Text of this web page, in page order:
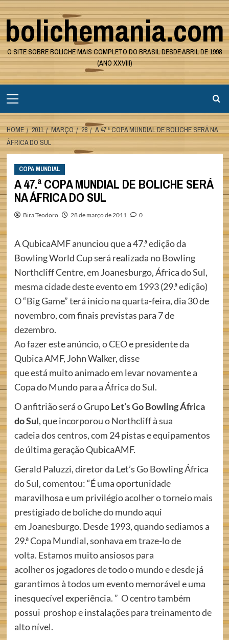
Skip
to
content
bolichemania.com
O SITE SOBRE BOLICHE MAIS COMPLETO DO BRASIL DESDE ABRIL DE 1998
(ANO XXVIII)
Menu
HOME 2011 MARÇO 28
A 47.ª COPA MUNDIAL DE BOLICHE SERÁ NA
ÁFRICA DO SUL
COPA MUNDIAL
A 47.ª COPA MUNDIAL DE BOLICHE SERÁ
NA ÁFRICA DO SUL
Bira Teodoro 28 de março de 2011 0
A QubicaAMF anunciou que a 47.ª edição da
Bowling World Cup será realizada no Bowling
Northcliff Centre, em Joanesburgo, África do Sul,
mesma cidade deste evento em 1993 (29.ª edição)
O “Big Game” terá início na quarta-feira, dia 30 de
novembro, com finais previstas para 7 de
dezembro.
Ao fazer este anúncio, o CEO e presidente da
Qubica AMF, John Walker, disse
que está muito animado em levar novamente a
Copa do Mundo para a África do Sul.
O anfitrião será o GrupoLet’s Go Bowling África
do Sul, que incorporou o Northcliff à sua
cadeia dos centros, com 24 pistas e equipamentos
de última geração QubicaAMF.
Gerald Paluzzi, diretor da Let’s Go Bowling África
do Sul, comentou: “É uma oportunidade
maravilhosa e um privilégio acolher o torneio mais
prestigiado de boliche do mundo aqui
em Joanesburgo. Desde 1993, quando sediamos a
29.ª Copa Mundial, sonhava em traze-lo de
volta. Estamos muito ansiosos para
acolher os jogadores de todo o mundo e desde já
garantimos à todos um evento memorável e uma
inesquecível experiência. ” O centro também
possui proshop e instalações para treinamento de
alto nível.